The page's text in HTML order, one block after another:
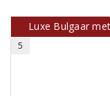
Luxe Bulgaar
5